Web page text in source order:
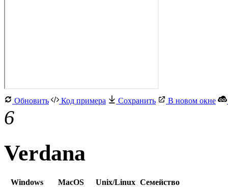
Обновить Код примера Сохранить В новом окне
6
Verdana
Windows MacOS Unix/Linux Семейство